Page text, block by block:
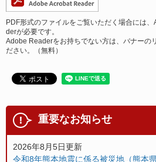
PDF形式のファイルをご覧いただく場合には
derが必要です。
Adobe Readerをお持ちでない方は、バナーの
ださい。（無料）
重要なお知らせ
2026年8月5日更新
令和8年熊本地震に係る被災地（熊本